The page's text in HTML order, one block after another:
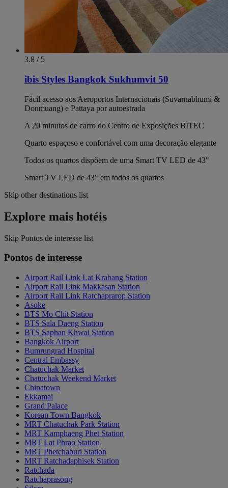
3.8 / 5
ibis Styles Bangkok Sukhumvit 50
Fácil acesso aos Aeroportos Internacionais (Suvarnabhumi &
Donmuang) e Pattaya por autoestrada
A 20 minutos de carro do Centro de Exposições BITEC
Quarto espaçoso e confortável com uma decoração elegante
Todos os quartos dispõem de uma Smart TV LED de 43"
Smart TV LED de 43" em todos os quartos
Skip other destinations list
Explore mais hotéis
Skip Pontos de interesse list
Pontos de interesse
Airport Rail Link Lat Krabang Station
Airport Rail Link Makkasan Station
Airport Rail Link Ratchaprarop Station
Asoke
BTS Mo Chit Station
BTS Sala Daeng Station
BTS Saphan Khwai Station
Bangkok Airport
Bumrungrad Hospital
Central Embassy
Chatuchak Market
Chatuchak Weekend Market
Chinatown
Ekkamai
Grand Palace
Korean Town Bangkok
MRT Chatuchak Park Station
MRT Kamphaeng Phet Station
MRT Lat Phrao Station
MRT Phetchaburi Station
MRT Ratchadaphisek Station
Ratchada
Ratchaprasong